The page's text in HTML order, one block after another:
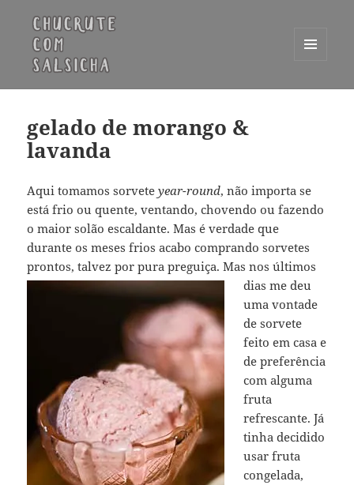
WIDGETS
gelado de morango &
lavanda
Aqui tomamos sorveteyear-round, não importa se
está frio ou quente, ventando, chovendo ou fazendo
o maior solão escaldante. Mas é verdade que
durante os meses frios acabo comprando sorvetes
prontos, talvez por pura preguiça. Mas nos últimos
diasme deu
uma vontade
de sorvete
feito em casa e
de preferência
com alguma
fruta
refrescante. Já
tinha decidido
usar fruta
congelada,